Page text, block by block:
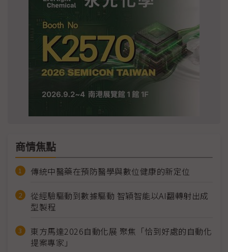
商情焦點
傳統中醫藥在預防醫學與數位健康的新定位
從經驗驅動到數據驅動 智穎智能以AI翻轉射出成
型製程
東方馬達2026自動化展 聚焦「恰到好處的自動化
提案專家」